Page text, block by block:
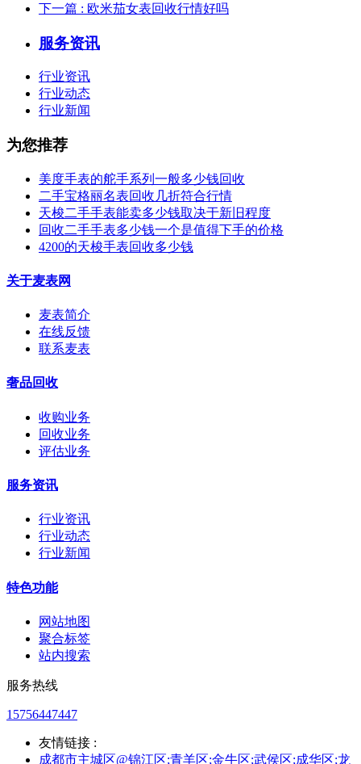
下一篇 : 欧米茄女表回收行情好吗
服务资讯
行业资讯
行业动态
行业新闻
为您推荐
美度手表的舵手系列一般多少钱回收
二手宝格丽名表回收几折符合行情
天梭二手手表能卖多少钱取决于新旧程度
回收二手手表多少钱一个是值得下手的价格
4200的天梭手表回收多少钱
关于麦表网
麦表简介
在线反馈
联系麦表
奢品回收
收购业务
回收业务
评估业务
服务资讯
行业资讯
行业动态
行业新闻
特色功能
网站地图
聚合标签
站内搜索
服务热线
15756447447
友情链接 :
成都市主城区@锦江区;青羊区;金牛区;武侯区;成华区;龙